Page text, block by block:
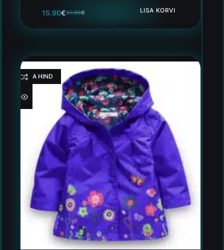
37.86€
15.90€ LISA KORVI
HEA HIND